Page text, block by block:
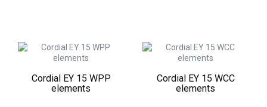
Cordial EY 15 WPP
elements
Cordial EY 15 WCC
elements